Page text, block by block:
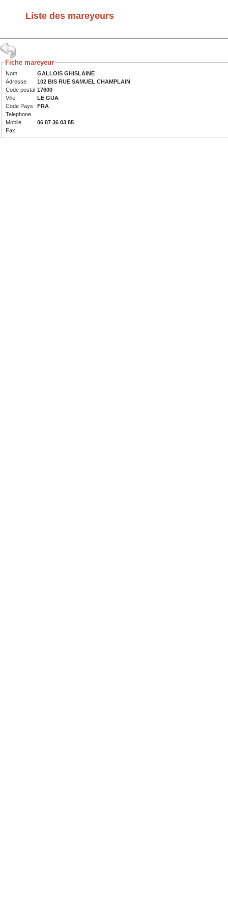
Liste des mareyeurs
Fiche mareyeur
Nom
GALLOIS GHISLAINE
Adresse
102 BIS RUE SAMUEL CHAMPLAIN
Code postal 17600
Ville
LE GUA
Code Pays
FRA
Telephone
Mobile
06 87 36 03 85
Fax